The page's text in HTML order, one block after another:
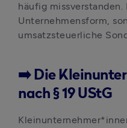
häufig
Unternehmensform,
umsatzsteuerliche
➡️ Die
nach § 19 UStG